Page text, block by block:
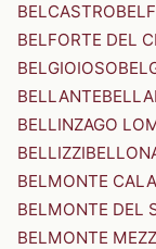
BELCASTRO
BELFORTE DEL
BELGIOIOSO
BELLANTE
BELLINZAGO
BELLIZZI
BELMONTE
BELMONTE DEL
BELMONTE